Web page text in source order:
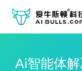
Ai智能体